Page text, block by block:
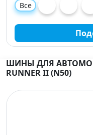
Все
ШИНЫ ДЛЯ
RUNNER II (N50)